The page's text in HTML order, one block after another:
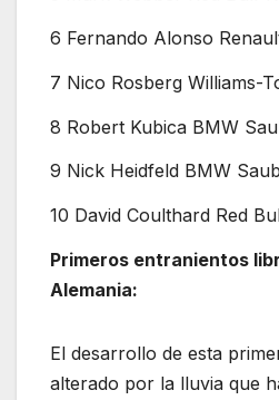
6 Fernando Alonso
7 Nico Rosberg Williams-
8 Robert Kubica BMW
9 Nick Heidfeld BMW
10 David Coulthard Red
Primeros entranientos
Alemania:
El desarrollo de esta
alterado por la lluvia que